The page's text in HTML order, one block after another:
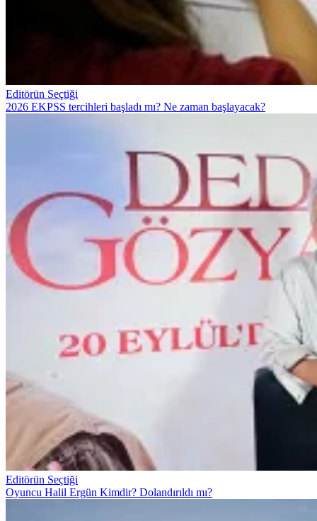
Editörün Seçtiği
2026 EKPSS tercihleri başladı mı? Ne zaman başlayacak?
Editörün Seçtiği
Oyuncu Halil Ergün Kimdir? Dolandırıldı mı?